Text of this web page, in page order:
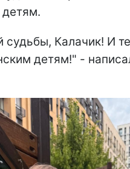
судьбы, Калачик! И
детям!" -